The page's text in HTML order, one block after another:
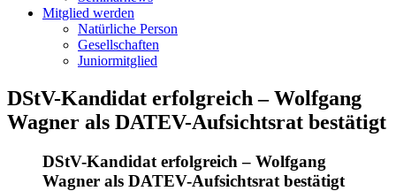
Mitglied werden
Natürliche Person
Gesellschaften
Juniormitglied
DStV-Kandidat erfolgreich – Wolfgang
Wagner als DATEV-Aufsichtsrat bestätigt
DStV-Kandidat erfolgreich – Wolfgang
Wagner als DATEV-Aufsichtsrat bestätigt